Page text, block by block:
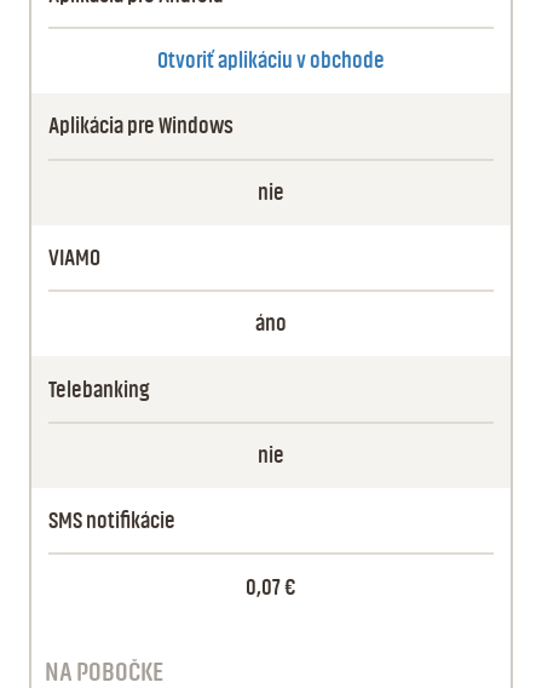
Otvoriť aplikáciu v obchode
Aplikácia pre Windows
nie
VIAMO
áno
Telebanking
nie
SMS notifikácie
0,07 €
NA POBOČKE